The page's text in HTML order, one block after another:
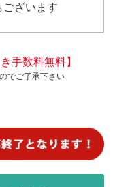
ざいます
手数料無料】
でご了承下さい